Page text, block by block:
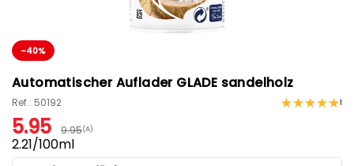
-40%
Automatischer Auflader GLADE sandelholz
Ref.: 50192 1
5.95 9.95(A)
2.21/100ml